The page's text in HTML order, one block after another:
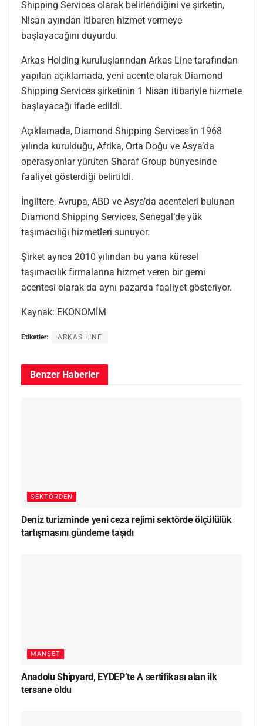
Shipping Services olarak belirlendiğini ve şirketin,
Nisan ayından itibaren hizmet vermeye
başlayacağını duyurdu.
Arkas Holding kuruluşlarından Arkas Line tarafından
yapılan açıklamada, yeni acente olarak Diamond
Shipping Services şirketinin 1 Nisan itibariyle hizmete
başlayacağı ifade edildi.
Açıklamada, Diamond Shipping Services’in 1968
yılında kurulduğu, Afrika, Orta Doğu ve Asya’da
operasyonlar yürüten Sharaf Group bünyesinde
faaliyet gösterdiği belirtildi.
İngiltere, Avrupa, ABD ve Asya’da acenteleri bulunan
Diamond Shipping Services, Senegal’de yük
taşımacılığı hizmetleri sunuyor.
Şirket ayrıca 2010 yılından bu yana küresel
taşımacılık firmalarına hizmet veren bir gemi
acentesi olarak da aynı pazarda faaliyet gösteriyor.
Kaynak: EKONOMİM
Etiketler: ARKAS LINE
Benzer Haberler
SEKTÖRDEN
Deniz turizminde yeni ceza rejimi sektörde ölçülülük
tartışmasını gündeme taşıdı
MANŞET
Anadolu Shipyard, EYDEP’te A sertifikası alan ilk
tersane oldu